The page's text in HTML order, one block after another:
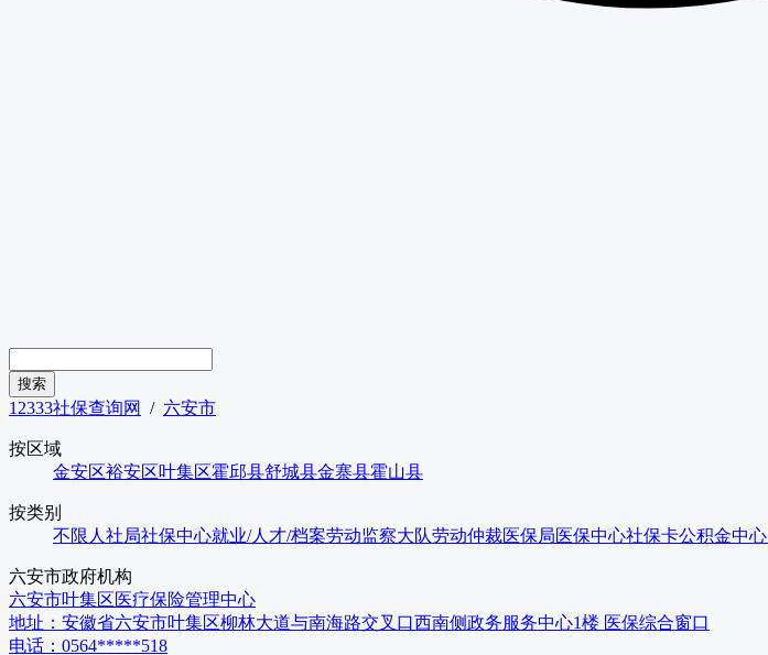
12333社保查询网 / 六安市
按区域
金安区裕安区叶集区霍邱县舒城县金寨县霍山县
按类别
不限 人社局社保中心就业/人才/档案劳动监察大队劳动仲裁医保局医保中心社保卡公积金中心
六安市政府机构
六安市叶集区医疗保险管理中心
地址： 安徽省六安市叶集区柳林大道与南海路交叉口西南侧政务服务中心1楼 医保综合窗口
电话： 0564*****518